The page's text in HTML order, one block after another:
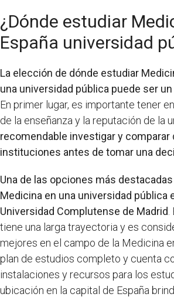
¿Dónde estudiar
España universidad
La elección de dónde estudiar
una universidad pública puede ser
En primer lugar, es importante tener
de la enseñanza y la reputación de la
recomendable investigar y
instituciones antes de tomar una
Una de las opciones más
Medicina en una universidad pública
Universidad Complutense de Madrid
tiene una larga trayectoria y es
mejores en el campo de la Medicina
plan de estudios completo y cuenta
instalaciones y recursos para los
ubicación en la capital de España